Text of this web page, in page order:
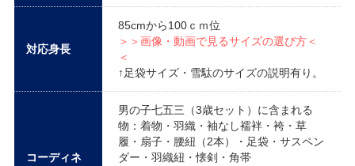
対応身長
85cmから100ｃｍ位
＞＞画像・動画で見るサイズの選び方＜
＜
↑足袋サイズ・雪駄のサイズの説明有り。
コーディネ
男の子七五三（3歳セット）に含まれる
物：着物・羽織・袖なし襦袢・袴・草
履・扇子・腰紐（2本）・足袋・サスペン
ダー・羽織紐・懐剣・角帯